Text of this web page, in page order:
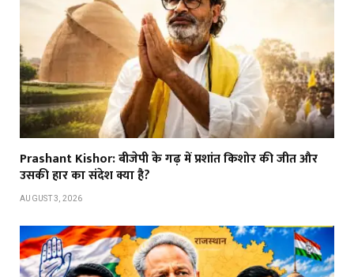
Prashant Kishor: बीजेपी के गढ़ में प्रशांत किशोर की जीत और
उसकी हार का संदेश क्या है?
AUGUST 3, 2026